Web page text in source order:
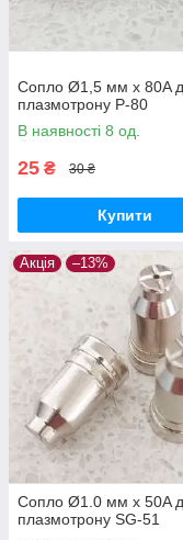
Сопло Ø1,5 мм x 80A
плазмотрону P-80
В наявності 8 од.
25 ₴ 30 ₴
Купити
Акція –13%
Сопло Ø1.0 мм x 50A
плазмотрону SG-51